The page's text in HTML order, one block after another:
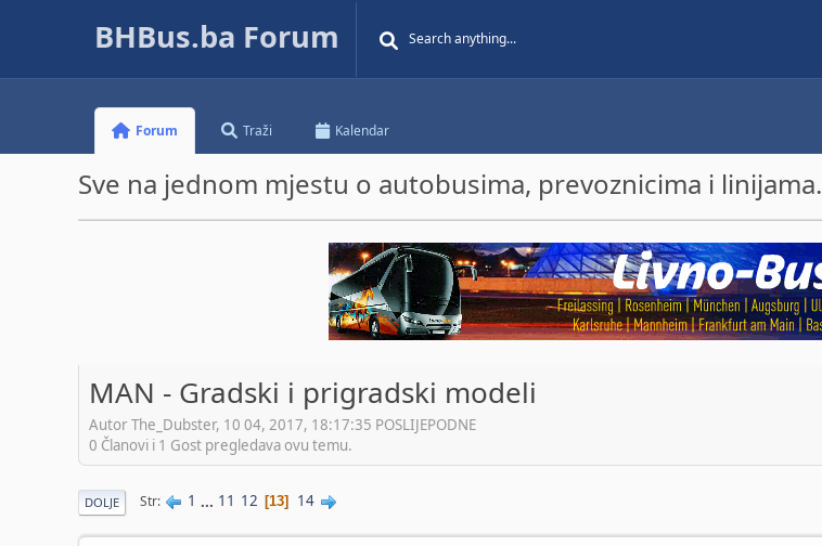
BHBus.ba Forum
Forum Traži Kalendar
Sve na jednom mjestu o autobusima, prevoznicima i linijama.
MAN - Gradski i prigradski modeli
Autor The_Dubster, 10 04, 2017, 18:17:35 POSLIJEPODNE
0 Članovi i 1 Gost pregledava ovu temu.
DOLJE Str 1 ... 11 12 13 14